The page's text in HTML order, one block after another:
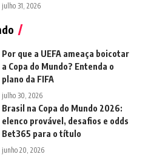
julho 31, 2026
Por que a UEFA ameaça boicotar
a Copa do Mundo? Entenda o
plano da FIFA
julho 30, 2026
Brasil na Copa do Mundo 2026:
elenco provável, desafios e odds
Bet365 para o título
junho 20, 2026